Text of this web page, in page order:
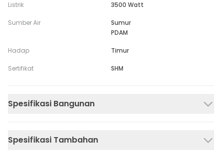
Listrik 3500 Watt
Sumber Air
Sumur
PDAM
Hadap Timur
Sertifikat SHM
Spesifikasi Bangunan
Spesifikasi Tambahan